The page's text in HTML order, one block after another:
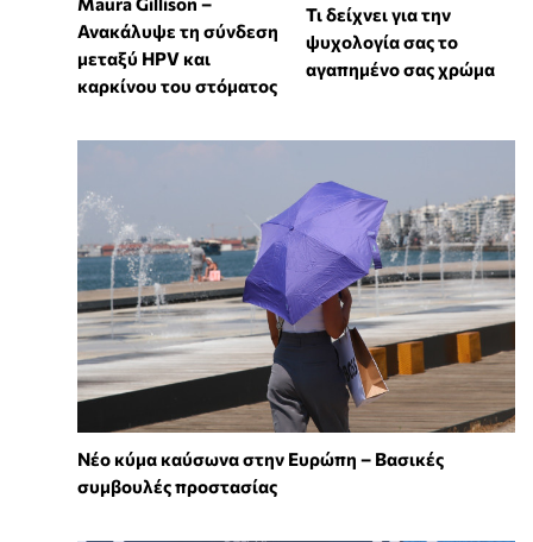
Ανακάλυψε τη σύνδεση
μεταξύ HPV και
καρκίνου του στόματος
Τι δείχνει για την
ψυχολογία σας το
αγαπημένο σας χρώμα
Νέο κύμα καύσωνα στην Ευρώπη – Βασικές
συμβουλές προστασίας